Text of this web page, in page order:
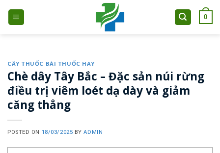
0
CÂY THUỐC BÀI THUỐC HAY
Chè dây Tây Bắc – Đặc sản núi rừng
điều trị viêm loét dạ dày và giảm
căng thẳng
POSTED ON 18/03/2025 BYADMIN